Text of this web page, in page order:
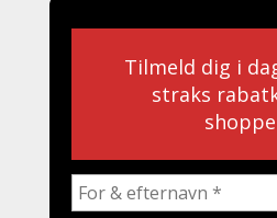
Tilmeld dig i
straks